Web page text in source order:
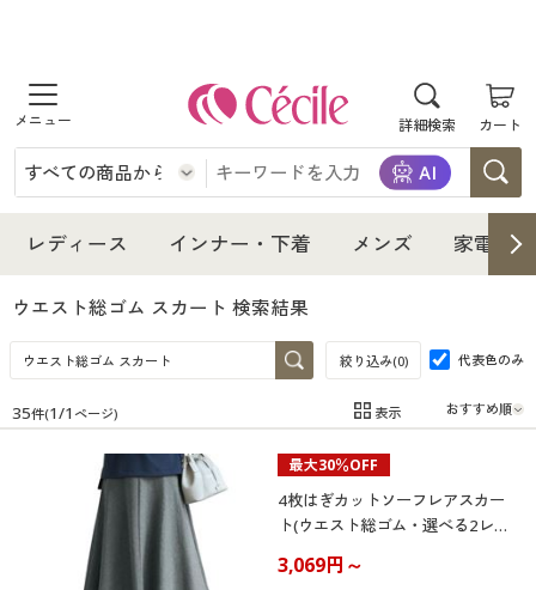
詳細検索 カート
商品を探す
レディース
レディースファッション
女性下着
インナー・下着
インナー・下着通販すべて
女性下着
メンズ下着
ジュニア・ティーンズ下着
メンズ
メンズ通販すべて
メンズファッション
メンズ下着
家電・雑貨
家電・雑貨すべて
キッチン・雑貨・日用品
寝具・インテリア・家具
寝具・インテリア・家具通販すべて
家具・収納
美容・健康
美容・健康通販すべて
制服・スクール
レディース インナー・下着 メンズ 家電・
ウエスト総ゴム スカート 検索結果
絞り込み(0) 代表色のみ
在庫 在庫のある商品のみ表示
(4〜4.9)
35件(1/1 ページ) 表示
最大30％OFF
4枚はぎカットソーフレアスカー
ト(ウエスト総ゴム・選べる2レン
3,069円～